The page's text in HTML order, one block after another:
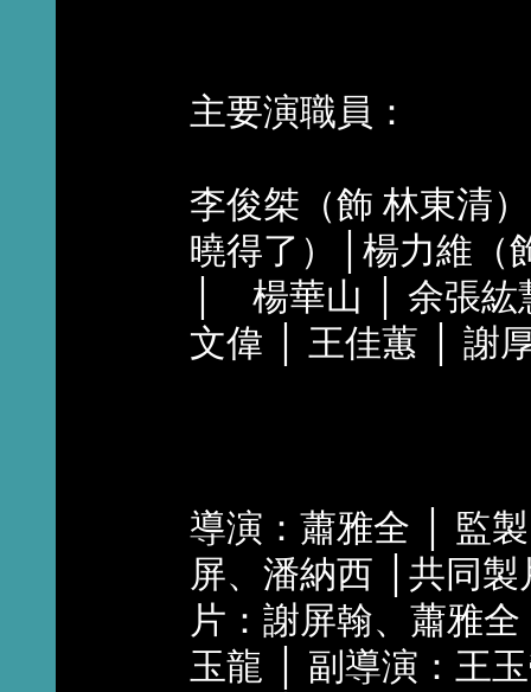
主要演職員：
李俊桀（飾 林東清
曉得了）│楊力維（
│ 楊華山 │ 余張紘
文偉 │ 王佳蕙 │ 謝
導演：蕭雅全 │ 監
屏、潘納西 │共同
片：謝屏翰、蕭雅
玉龍 │ 副導演：王